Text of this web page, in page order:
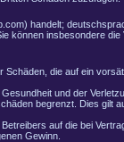
handelt;
können insbesondere
die auf ein
und der
begrenzt. Dies gilt
auf die bei
Gewinn.